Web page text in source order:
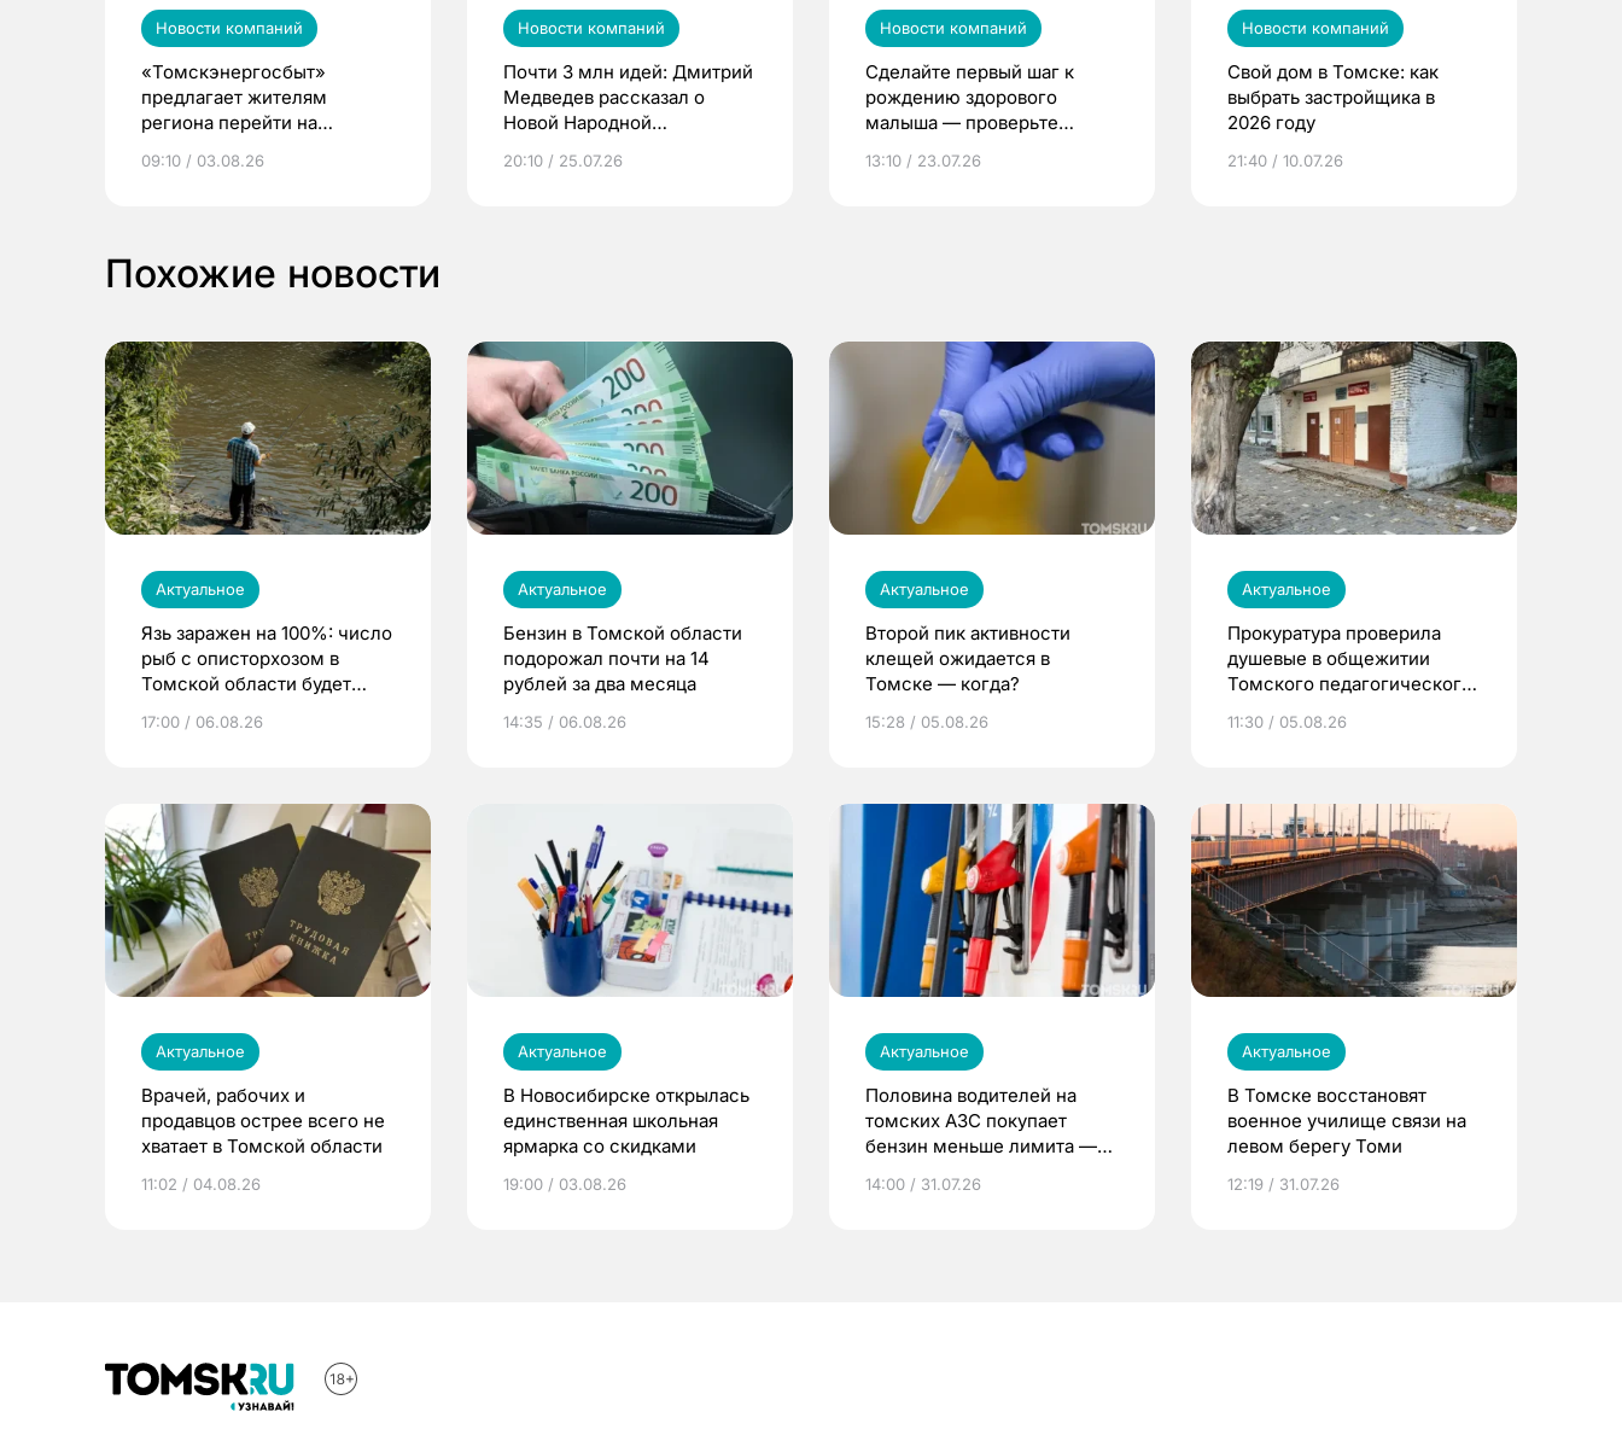
Новости компаний
«Томскэнергосбыт»
предлагает жителям
региона перейти на
выиграть призы
09:10 / 03.08.26
Новости компаний
Почти 3 млн идей: Дмитрий
Медведев рассказал о
Новой Народной
20:10 / 25.07.26
Новости компаний
Сделайте первый шаг к
рождению здорового
малыша — проверьте
по ОМС!
13:10 / 23.07.26
Новости компаний
Свой дом в Томске: как
выбрать застройщика в
2026 году
21:40 / 10.07.26
Похожие новости
Актуальное
Язь заражен на 100%: число
рыб с описторхозом в
Томской области будет
17:00 / 06.08.26
Актуальное
Бензин в Томской области
подорожал почти на 14
рублей за два месяца
14:35 / 06.08.26
Актуальное
Второй пик активности
клещей ожидается в
Томске — когда?
15:28 / 05.08.26
Актуальное
Прокуратура проверила
душевые в общежитии
Томского педагогического
11:30 / 05.08.26
Актуальное
Врачей, рабочих и
продавцов острее всего не
хватает в Томской области
11:02 / 04.08.26
Актуальное
В Новосибирске открылась
единственная школьная
ярмарка со скидками
19:00 / 03.08.26
Актуальное
Половина водителей на
томских АЗС покупает
бензин меньше лимита —
14:00 / 31.07.26
Актуальное
В Томске восстановят
военное училище связи на
левом берегу Томи
12:19 / 31.07.26